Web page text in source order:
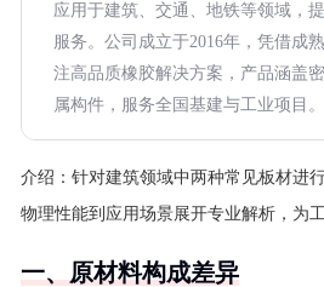
应用于建筑、交通、地铁等领域，
服务。公司成立于2016年，凭借成
注高品质橡胶解决方案，产品涵盖
属构件，服务全国基建与工业项目。
介绍： 针对建筑领域中两种常见板材进
物理性能到应用场景展开专业解析，为
一、原材料构成差异